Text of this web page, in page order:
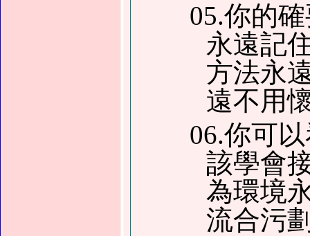
05.你的
永遠記
方法永
遠不用
06.你可
該學會
為環境
流合污